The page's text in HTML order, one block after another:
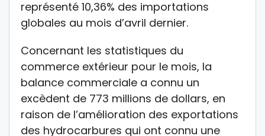
représenté 10,36% des importations
globales au mois d’avril dernier.
Concernant les statistiques du
commerce extérieur pour le mois, la
balance commerciale a connu un
excèdent de 773 millions de dollars, en
raison de l’amélioration des exportations
des hydrocarbures qui ont connu une